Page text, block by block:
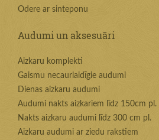
Odere ar sinteponu
Audumi un aksesuāri
Aizkaru komplekti
Gaismu necaurlaidīgie audumi
Dienas aizkaru audumi
Audumi nakts aizkariem līdz 150cm pl.
Nakts aizkaru audumi līdz 300 cm pl.
Aizkaru audumi ar ziedu rakstiem